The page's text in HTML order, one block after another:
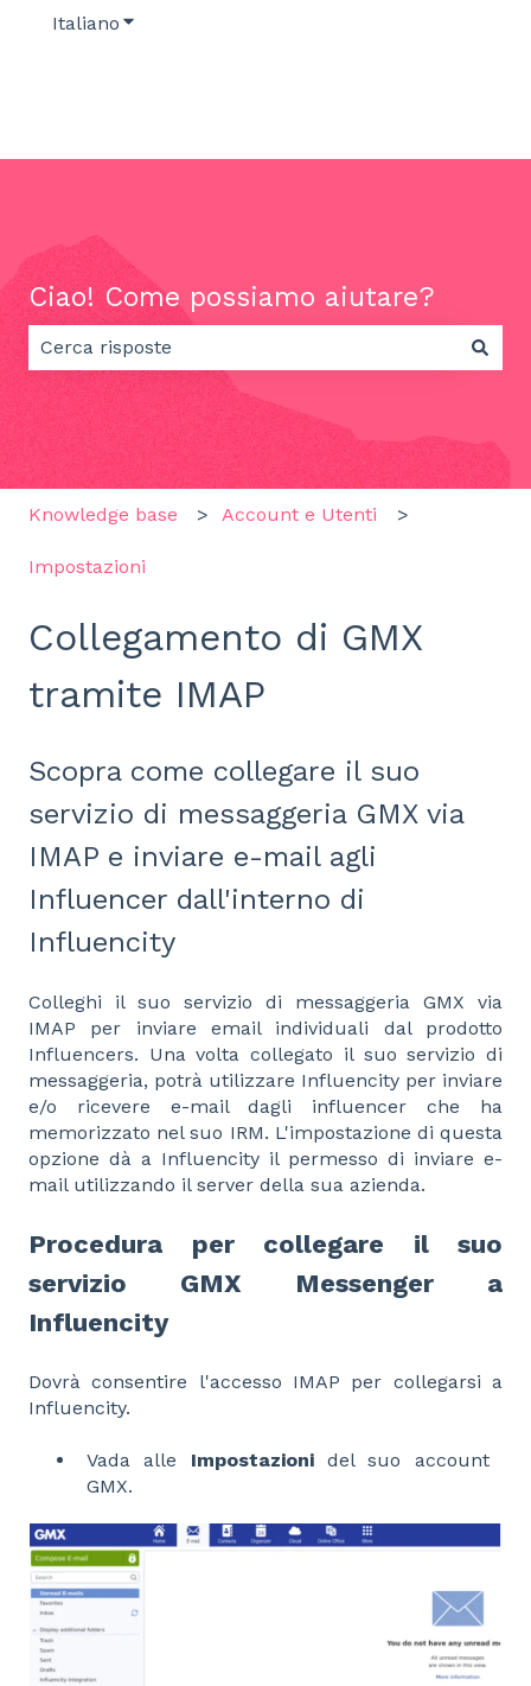
Italiano Mostra sottomenu per le traduzioni
Ciao! Come possiamo aiutare?
Non sono presenti suggerimenti perché il campo
Knowledge base Account e Utenti
Impostazioni
Collegamento di GMX
tramite IMAP
Scopra come collegare il suo
servizio di messaggeria GMX via
IMAP e inviare e-mail agli
Influencer dall'interno di
Influencity
Colleghi il suo servizio di messaggeria GMX via
IMAP per inviare email individuali dal prodotto
Influencers. Una volta collegato il suo servizio di
messaggeria, potrà utilizzare Influencity per inviare
e/o ricevere e-mail dagli influencer che ha
memorizzato nel suo IRM. L'impostazione di questa
opzione dà a Influencity il permesso di inviare e-
mail utilizzando il server della sua azienda.
Procedura per collegare il suo
servizio GMX Messenger a
Influencity
Dovrà consentire l'accesso IMAP per collegarsi a
Influencity.
Vada alle Impostazionidel suo account
GMX.